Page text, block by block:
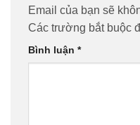
Email của bạn sẽ
Các trường bắt buộc
Bình luận *